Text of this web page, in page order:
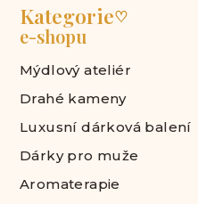
Kategorie♡
e-shopu
Mýdlový ateliér
Drahé kameny
Luxusní dárková balení
Dárky pro muže
Aromaterapie